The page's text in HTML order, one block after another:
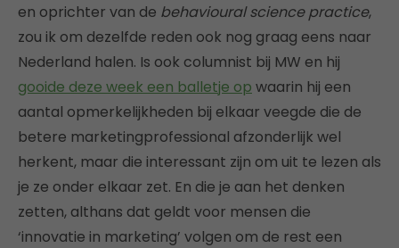
en oprichter van de behavioural science practice,
zou ik om dezelfde reden ook nog graag eens naar
Nederland halen. Is ook columnist bij MW en hij
gooide deze week een balletje op waarin hij een
aantal opmerkelijkheden bij elkaar veegde die de
betere marketingprofessional afzonderlijk wel
herkent, maar die interessant zijn om uit te lezen als
je ze onder elkaar zet. En die je aan het denken
zetten, althans dat geldt voor mensen die
‘innovatie in marketing’ volgen om de rest een